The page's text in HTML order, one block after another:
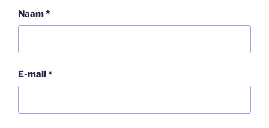
Naam*
E-mail*